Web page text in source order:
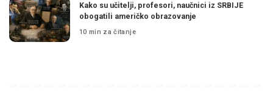
Kako su učitelji, profesori, naučnici iz SRBIJE
obogatili američko obrazovanje
10 min za čitanje